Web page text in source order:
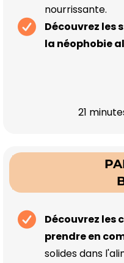
nourrissante.
Découvrez les
la néophobie
21
Découvrez les
prendre en
solides dans